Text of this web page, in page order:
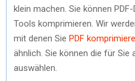
N
T
R
N
O
klein machen. Sie können
Tools komprimieren. Wir
mit denen Sie PDF
ähnlich. Sie können die für Sie
auswählen.